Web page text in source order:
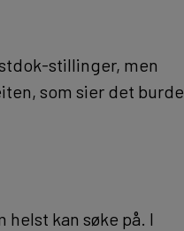
stillinger, men
som sier det burde
kan søke på. I